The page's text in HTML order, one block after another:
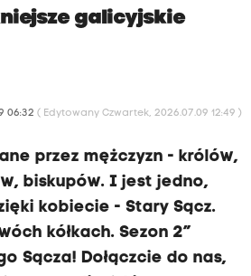
galicyjskie
06:32 ( Edytowany Czwartek, 2026.07.09 12:49 )
przez mężczyzn - królów,
biskupów. I jest jedno,
kobiecie - Stary Sącz.
kółkach. Sezon 2”
Sącza! Dołączcie do nas,